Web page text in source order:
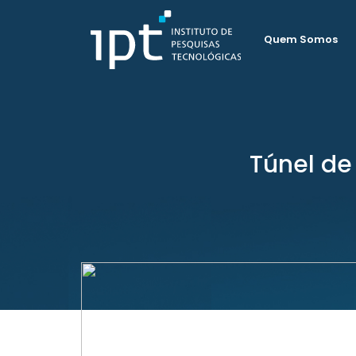
Quem Somos
Túnel